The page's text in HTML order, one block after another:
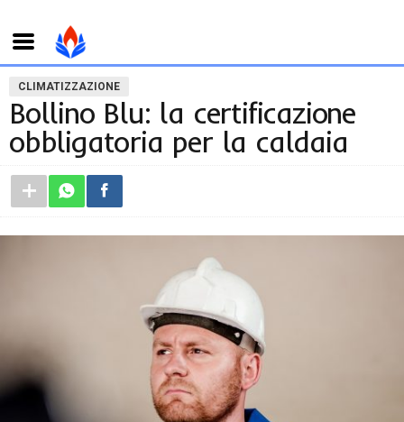
CLIMATIZZAZIONE
Bollino Blu: la certificazione
obbligatoria per la caldaia